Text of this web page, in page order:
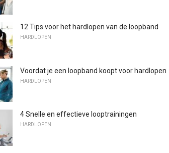
12 Tips voor het hardlopen van de loopband
HARDLOPEN
Voordat je een loopband koopt voor hardlopen
HARDLOPEN
4 Snelle en effectieve looptrainingen
HARDLOPEN